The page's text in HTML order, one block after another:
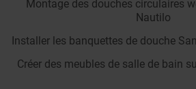
Montage des douches circulaires
Nautilo
Installer les banquettes de douche
Créer des meubles de salle de bain